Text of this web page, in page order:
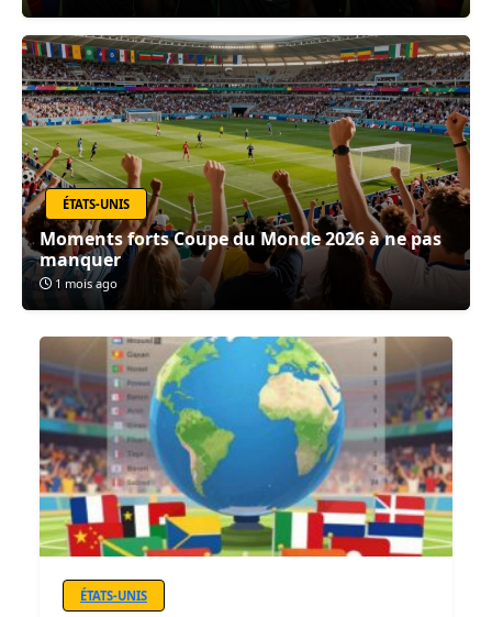
ÉTATS-UNIS
Moments forts Coupe du Monde 2026 à ne pas
manquer
1 mois ago
ÉTATS-UNIS